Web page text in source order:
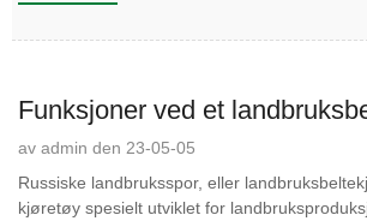
Funksjoner ved et
av admin den 23-05-05
Russiske landbruksspor, eller
kjøretøy spesielt utviklet for